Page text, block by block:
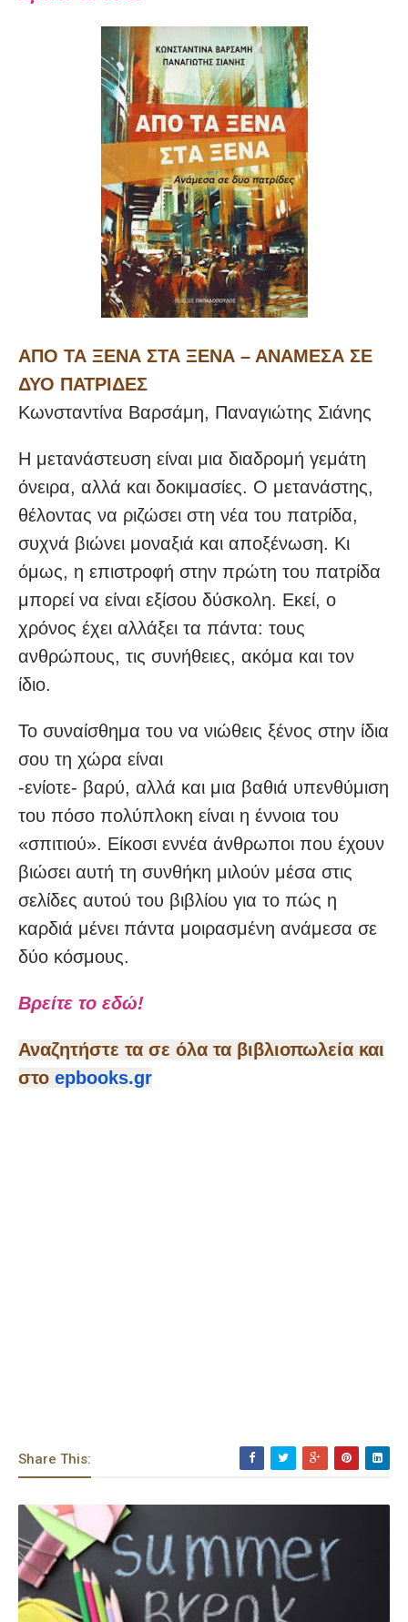
ΑΠΟ ΤΑ ΞΕΝΑ ΣΤΑ ΞΕΝΑ – ΑΝΑΜΕΣΑ ΣΕ
ΔΥΟ ΠΑΤΡΙΔΕΣ
Κωνσταντίνα Βαρσάμη, Παναγιώτης Σιάνης
Η μετανάστευση είναι μια διαδρομή γεμάτη
όνειρα, αλλά και δοκιμασίες. Ο μετανάστης,
θέλοντας να ριζώσει στη νέα του πατρίδα,
συχνά βιώνει μοναξιά και αποξένωση. Κι
όμως, η επιστροφή στην πρώτη του πατρίδα
μπορεί να είναι εξίσου δύσκολη. Εκεί, ο
χρόνος έχει αλλάξει τα πάντα: τους
ανθρώπους, τις συνήθειες, ακόμα και τον
ίδιο.
Το συναίσθημα του να νιώθεις ξένος στην ίδια
σου τη χώρα είναι
-ενίοτε- βαρύ, αλλά και μια βαθιά υπενθύμιση
του πόσο πολύπλοκη είναι η έννοια του
«σπιτιού». Είκοσι εννέα άνθρωποι που έχουν
βιώσει αυτή τη συνθήκη μιλούν μέσα στις
σελίδες αυτού του βιβλίου για το πώς η
καρδιά μένει πάντα μοιρασμένη ανάμεσα σε
δύο κόσμους.
Βρείτε το εδώ!
Αναζητήστε τα σε όλα τα βιβλιοπωλεία και
στο epbooks.gr
Share This: